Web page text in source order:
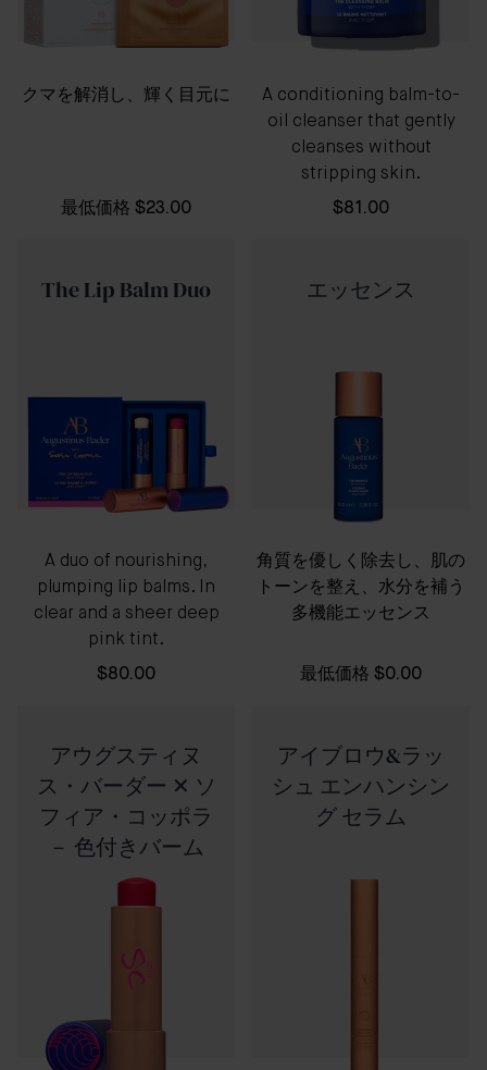
クマを解消し、輝く目元に
最低価格 $23.00
A conditioning balm-to-
oil cleanser that gently
cleanses without
stripping skin.
$81.00
The Lip Balm Duo
A duo of nourishing,
plumping lip balms. In
clear and a sheer deep
pink tint.
$80.00
エッセンス
角質を優しく除去し、肌の
トーンを整え、水分を補う
多機能エッセンス
最低価格 $0.00
アウグスティヌ
ス・バーダー ✕ ソ
フィア・コッポラ
－ 色付きバーム
アイブロウ&ラッ
シュ エンハンシン
グ セラム